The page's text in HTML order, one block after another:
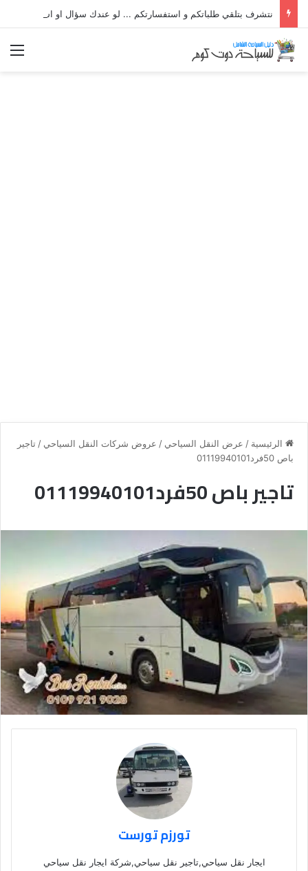
الرئيسية / عرض النقل السياحي / عروض شركات النقل السياحي / تاجير
باص 50فرد01119940101
تاجير باص 50فرد01119940101
تورزم تورست
ايجار نقل سياحي,تاجير نقل سياحي,شركة ايجار نقل سياحي